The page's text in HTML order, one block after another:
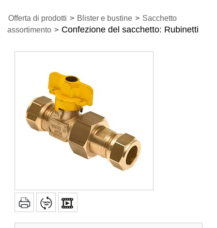
Offerta di prodotti > Blister e bustine > Sacchetto
assortimento > Confezione del sacchetto: Rubinetti